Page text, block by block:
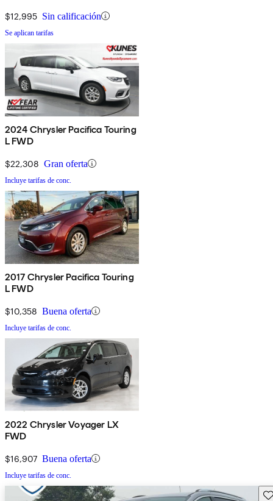
$12,995 Sin calificación
Se aplican tarifas
2024 Chrysler Pacifica Touring
L FWD
$22,308 Gran oferta
Incluye tarifas de conc.
2017 Chrysler Pacifica Touring
L FWD
$10,358 Buena oferta
Incluye tarifas de conc.
2022 Chrysler Voyager LX
FWD
$16,907 Buena oferta
Incluye tarifas de conc.